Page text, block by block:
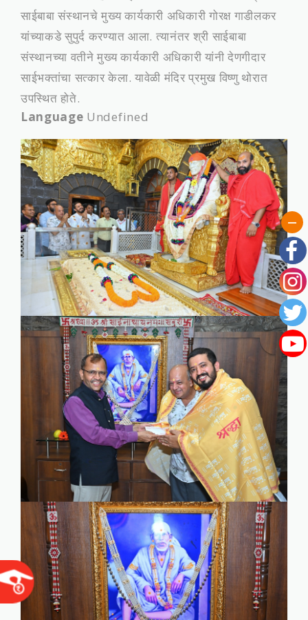
साईबाबा संस्‍थानचे मुख्‍य कार्यकारी अधिकारी गोरक्ष गाडीलकर
यांच्‍याकडे सुपुर्द करण्‍यात आला. त्‍यानंतर श्री साईबाबा
संस्‍थानच्‍या वतीने मुख्‍य कार्यकारी अधिकारी यांनी देणगीदार
साईभक्‍तांचा सत्‍कार केला. यावेळी मंदिर प्रमुख विष्‍णु थोरात
उपस्थित होते.
Language Undefined